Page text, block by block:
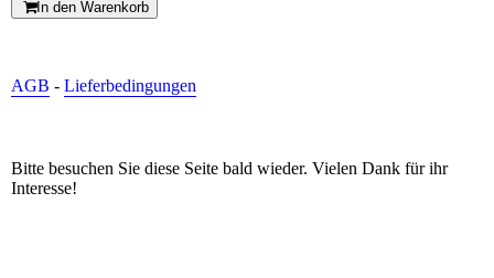
In den Warenkorb
AGB - Lieferbedingungen
Bitte besuchen Sie diese Seite bald wieder. Vielen Dank für ihr
Interesse!